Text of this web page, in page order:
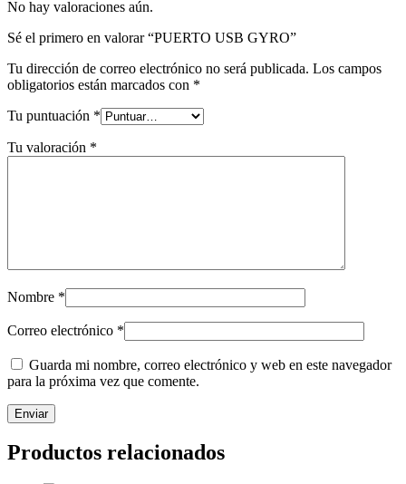
No hay valoraciones aún.
Sé el primero en valorar “PUERTO USB GYRO”
Tu dirección de correo electrónico no será publicada. Los campos
obligatorios están marcados con *
Tu puntuación *
Tu valoración *
Nombre *
Correo electrónico *
Guarda mi nombre, correo electrónico y web en este navegador
para la próxima vez que comente.
Productos relacionados